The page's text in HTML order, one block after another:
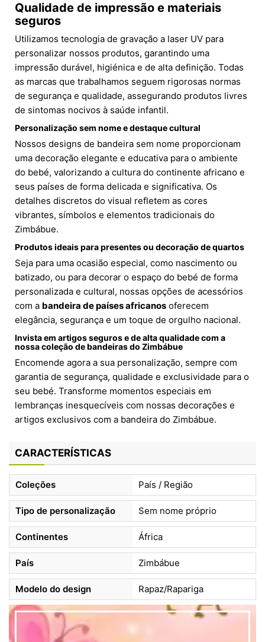
Qualidade de impressão e materiais
seguros
Utilizamos tecnologia de gravação a laser UV para
personalizar nossos produtos, garantindo uma
impressão durável, higiénica e de alta definição. Todas
as marcas que trabalhamos seguem rigorosas normas
de segurança e qualidade, assegurando produtos livres
de sintomas nocivos à saúde infantil.
Personalização sem nome e destaque cultural
Nossos designs de bandeira sem nome proporcionam
uma decoração elegante e educativa para o ambiente
do bebé, valorizando a cultura do continente africano e
seus países de forma delicada e significativa. Os
detalhes discretos do visual refletem as cores
vibrantes, símbolos e elementos tradicionais do
Zimbábue.
Produtos ideais para presentes ou decoração de quartos
Seja para uma ocasião especial, como nascimento ou
batizado, ou para decorar o espaço do bebé de forma
personalizada e cultural, nossas opções de acessórios
com a bandeira de países africanos oferecem
elegância, segurança e um toque de orgulho nacional.
Invista em artigos seguros e de alta qualidade com a
nossa coleção de bandeiras do Zimbábue
Encomende agora a sua personalização, sempre com
garantia de segurança, qualidade e exclusividade para o
seu bebé. Transforme momentos especiais em
lembranças inesquecíveis com nossas decorações e
artigos exclusivos com a bandeira do Zimbábue.
CARACTERÍSTICAS
Coleções País / Região
Tipo de personalização Sem nome próprio
Continentes África
País Zimbábue
Modelo do design Rapaz/Rapariga